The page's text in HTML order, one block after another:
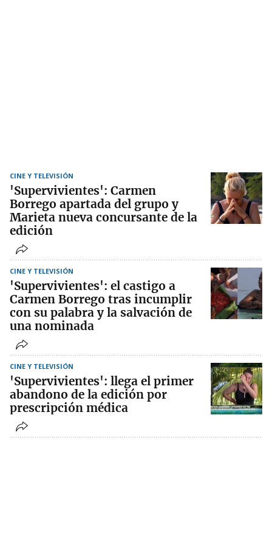
CINE Y TELEVISIÓN
'Supervivientes': Carmen
Borrego apartada del grupo y
Marieta nueva concursante de la
edición
CINE Y TELEVISIÓN
'Supervivientes': el castigo a
Carmen Borrego tras incumplir
con su palabra y la salvación de
una nominada
CINE Y TELEVISIÓN
'Supervivientes': llega el primer
abandono de la edición por
prescripción médica